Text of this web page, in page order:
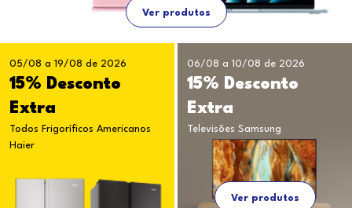
Ver produtos
05/08 a 19/08 de 2026
15% Desconto
Extra
Todos Frigoríficos Americanos
Haier
06/08 a 10/08 de 2026
15% Desconto
Extra
Televisões Samsung
Ver produtos